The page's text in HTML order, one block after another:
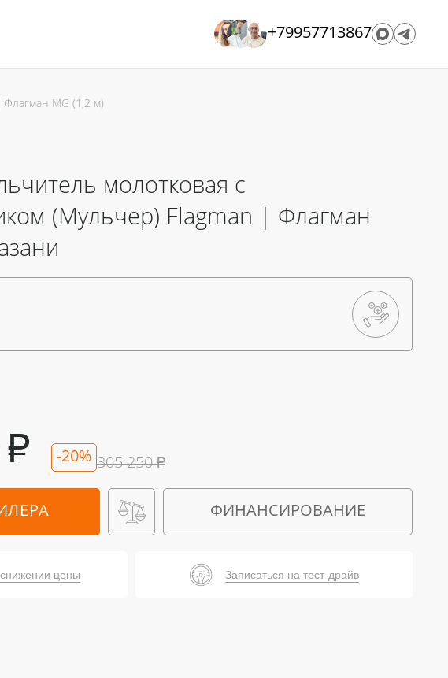
+79957713867
Флагман MG (1,2 м)
молотковая с
(Мульчер) Flagman | Флагман
305 250₽
-20%
₽
ФИНАНСИРОВАНИЕ
цены Записаться на тест-драйв